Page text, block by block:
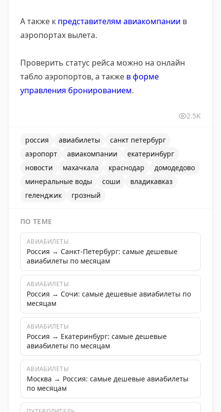
А также к представителям авиакомпании в
аэропортах вылета.
Проверить статус рейса можно на онлайн
табло аэропортов, а также в форме
управления бронированием.
2.5K
россия авиабилеты
санкт петербург
аэропорт
авиакомпании
екатеринбург
новости
махачкала краснодар
домодедово
минеральные воды
соши
владикавказ
геленджик
грозный
ПО ТЕМЕ
АВИАБИЛЕТЫ
Россия → Санкт-Петербург: самые дешевые
авиабилеты по месяцам
АВИАБИЛЕТЫ
Россия → Сочи: самые дешевые авиабилеты по
месяцам
АВИАБИЛЕТЫ
Россия → Екатеринбург: самые дешевые
авиабилеты по месяцам
АВИАБИЛЕТЫ
Москва → Россия: самые дешевые авиабилеты
по месяцам